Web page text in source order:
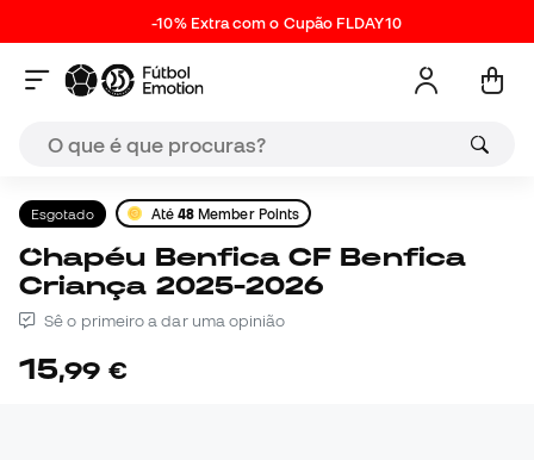
-10% Extra com o Cupão FLDAY10
Esgotado Até 48 Member Points
Chapéu Benfica CF Benfica
Criança 2025-2026
Sê o primeiro a dar uma opinião
15,99 €